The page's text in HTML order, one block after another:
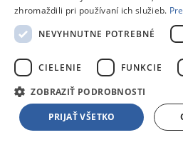
Stavebnice ostatné
STAVEBNICA JE
zhromaždili pri používaní ich služieb.
NEVYHNUTNE POTREBNÉ
CIELENIE FUNKCIE
ZOBRAZIŤ PODROBNOSTI
PRIJAŤ VŠETKO